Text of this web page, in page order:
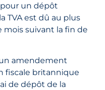
un dépôt
TVA est dû au plus
mois suivant la fin de
amendement
fiscale britannique
de dépôt de la